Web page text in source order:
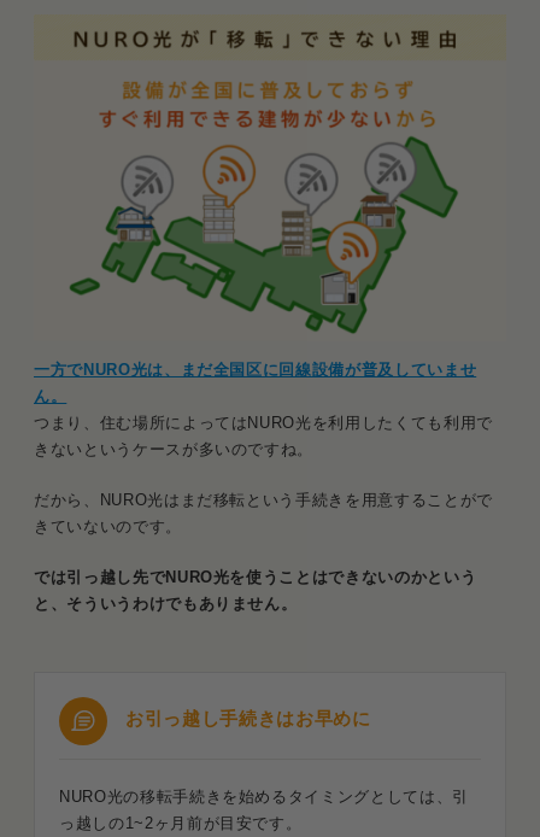
Q．引っ越し手続きはいつまでにやればいい
Q．引っ越してからネットが使えるまでどれ
くらいかかる？
Q．NURO光は解約して他回線に乗り換えた
方がいい？
まとめ．引っ越し先でもNURO光を使うなら「しば
らく待たされること」を覚悟しよう
一方でNURO光は、まだ全国区に回線設備が普及していませ
ん。
つまり、住む場所によってはNURO光を利用したくても利用で
きないというケースが多いのですね。
だから、NURO光はまだ移転という手続きを用意することがで
きていないのです。
では引っ越し先でNURO光を使うことはできないのかという
と、そういうわけでもありません。
お引っ越し手続きはお早めに
NURO光の移転手続きを始めるタイミングとしては、引
っ越しの1~2ヶ月前が目安です。